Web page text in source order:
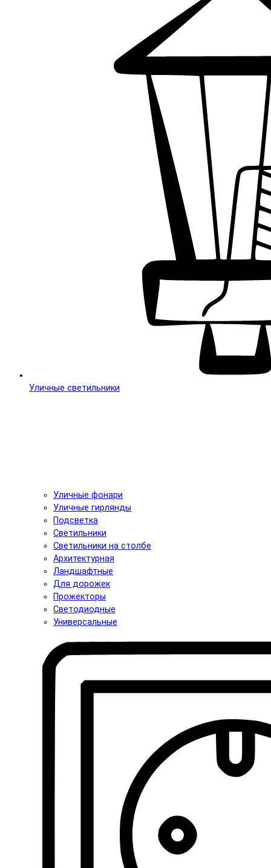
Уличные светильники
Уличные фонари
Уличные гирлянды
Подсветка
Светильники
Светильники на столбе
Архитектурная
Ландшафтные
Для дорожек
Прожекторы
Светодиодные
Универсальные